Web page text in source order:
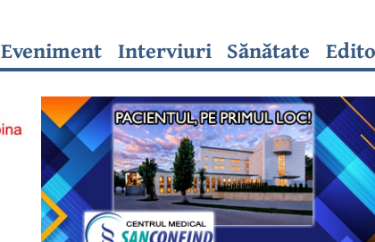
Eveniment Interviuri Sănătate